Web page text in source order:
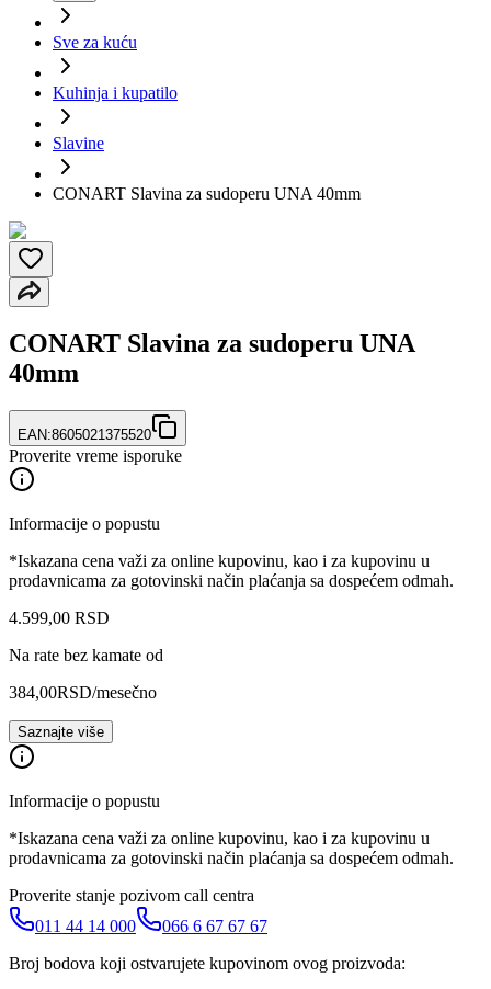
Sve za kuću
Kuhinja i kupatilo
Slavine
CONART Slavina za sudoperu UNA 40mm
CONART Slavina za sudoperu UNA
40mm
EAN:8605021375520
Proverite vreme isporuke
Informacije o popustu
*Iskazana cena važi za online kupovinu, kao i za kupovinu u
prodavnicama za gotovinski način plaćanja sa dospećem odmah.
4.599,00 RSD
Na rate bez kamate od
384,00RSD/mesečno
Saznajte više
Informacije o popustu
*Iskazana cena važi za online kupovinu, kao i za kupovinu u
prodavnicama za gotovinski način plaćanja sa dospećem odmah.
Proverite stanje pozivom call centra
011 44 14 000
066 6 67 67 67
Broj bodova koji ostvarujete kupovinom ovog proizvoda: